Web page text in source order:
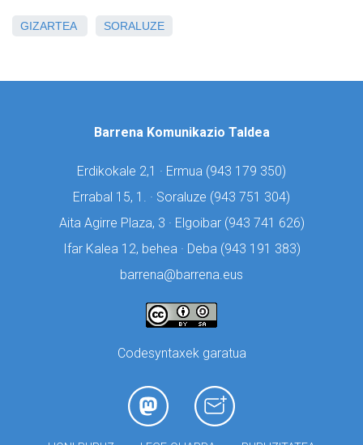
GIZARTEA SORALUZE
Barrena Komunikazio Taldea
Erdikokale 2,1 · Ermua (943 179 350)
Errabal 15, 1. · Soraluze (943 751 304)
Aita Agirre Plaza, 3 · Elgoibar (943 741 626)
Ifar Kalea 12, behea · Deba (943 191 383)
barrena@barrena.eus
Codesyntaxek garatua